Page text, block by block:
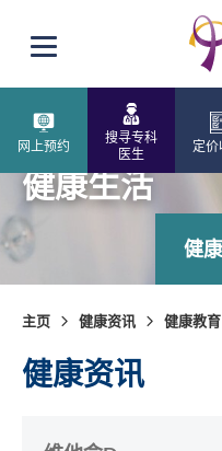
打开选单
网上预约
搜寻专科
医生
定价
健康生活
健
主页 健康资讯 健康教
健康资讯